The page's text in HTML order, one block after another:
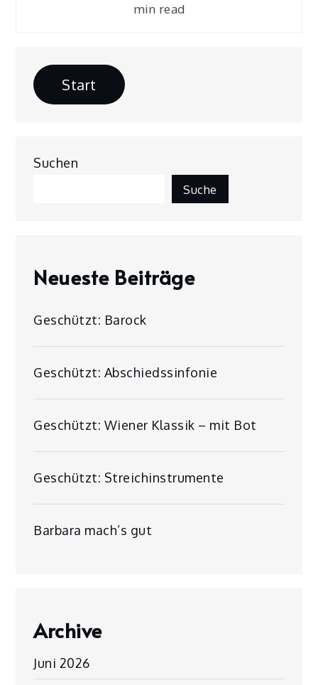
min read
Start
Suchen
Suche
Neueste Beiträge
Geschützt: Barock
Geschützt: Abschiedssinfonie
Geschützt: Wiener Klassik – mit Bot
Geschützt: Streichinstrumente
Barbara mach’s gut
Archive
Juni 2026